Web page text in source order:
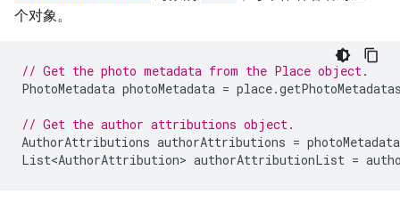
个对象。
// Get the photo metadata from the Place object.
PhotoMetadata photoMetadata = place.
// Get the author attributions object.
AuthorAttributions authorAttributions = photoMetadata
List<AuthorAttribution> authorAttributionList =